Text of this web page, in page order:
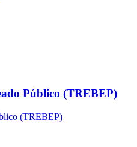
Público (TREBEP)
(TREBEP)